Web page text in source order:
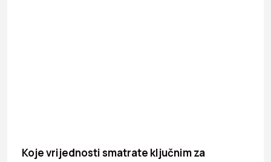
Koje vrijednosti smatrate ključnim za